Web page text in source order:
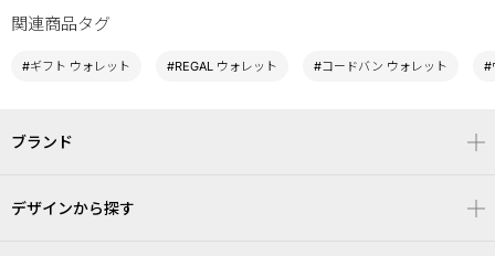
関連商品タグ
#ギフト ウォレット #REGAL ウォレット #コードバン ウォレット #
ブランド
デザインから探す